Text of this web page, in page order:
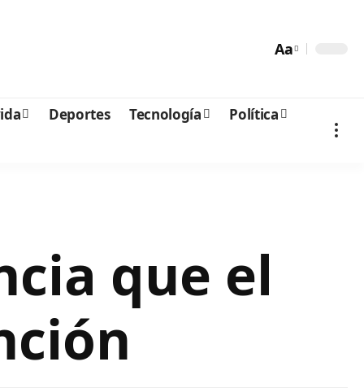
Aa
Deportes Tecnología
Política
que el